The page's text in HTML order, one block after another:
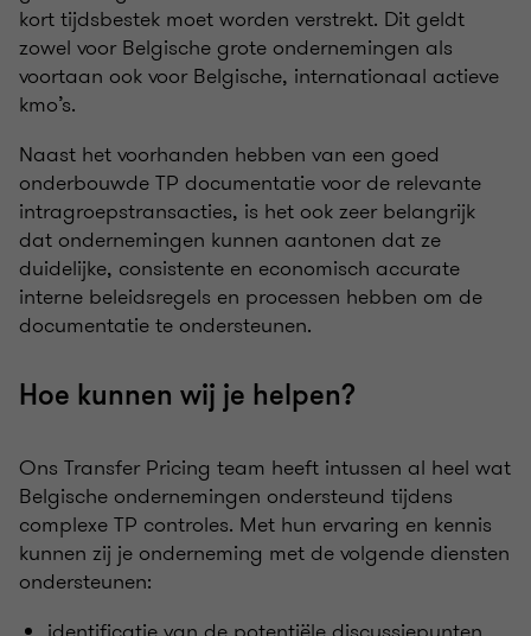
kort tijdsbestek moet worden verstrekt. Dit geldt
zowel voor Belgische grote ondernemingen als
voortaan ook voor Belgische, internationaal actieve
kmo’s.
Naast het voorhanden hebben van een goed
onderbouwde TP documentatie voor de relevante
intragroepstransacties, is het ook zeer belangrijk
dat ondernemingen kunnen aantonen dat ze
duidelijke, consistente en economisch accurate
interne beleidsregels en processen hebben om de
documentatie te ondersteunen.
Hoe kunnen wij je helpen?
Ons Transfer Pricing team heeft intussen al heel wat
Belgische ondernemingen ondersteund tijdens
complexe TP controles. Met hun ervaring en kennis
kunnen zij je onderneming met de volgende diensten
ondersteunen: